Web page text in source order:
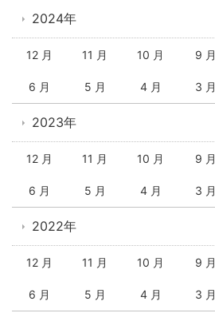
2024年
12 月 11 月 10 月 9 月
6 月 5 月 4 月 3 月
2023年
12 月 11 月 10 月 9 月
6 月 5 月 4 月 3 月
2022年
12 月 11 月 10 月 9 月
6 月 5 月 4 月 3 月